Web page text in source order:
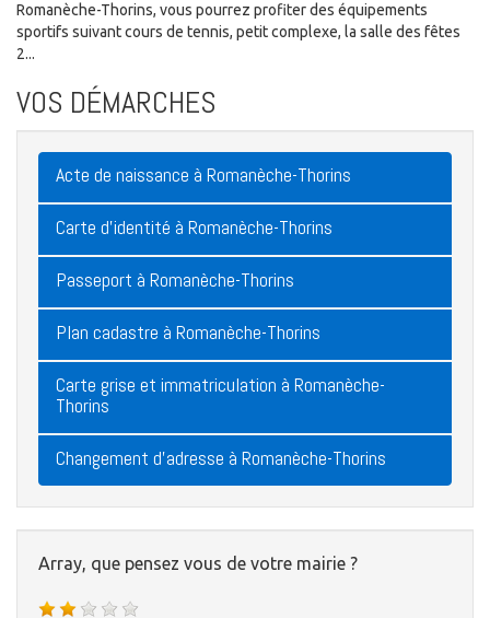
Romanèche-Thorins, vous pourrez profiter des équipements
sportifs suivant cours de tennis, petit complexe, la salle des fêtes
2...
VOS DÉMARCHES
Acte de naissance à Romanèche-Thorins
Carte d'identité à Romanèche-Thorins
Passeport à Romanèche-Thorins
Plan cadastre à Romanèche-Thorins
Carte grise et immatriculation à Romanèche-
Thorins
Changement d'adresse à Romanèche-Thorins
Array, que pensez vous de votre mairie ?